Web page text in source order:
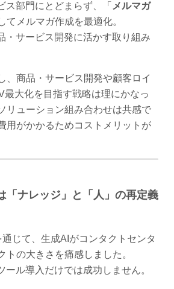
ス部門にとどまらず、「 メルマガ
てメルマガ作成を最適化。
・サービス開発に活かす取り組み
、商品・サービス開発や顧客ロイ
最大化を目指す戦略は理にかなっ
リューション組み合わせは共感で
用がかかるためコストメリットが
「ナレッジ」と「人」の再定義
じて、生成AIがコンタクトセンタ
トの大きさを痛感しました。
ール導入だけでは成功しません。